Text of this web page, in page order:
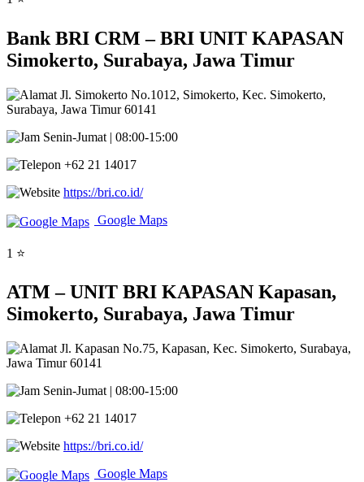
Bank BRI CRM – BRI UNIT KAPASAN
Simokerto, Surabaya, Jawa Timur
Jl. Simokerto No.1012, Simokerto, Kec. Simokerto,
Surabaya, Jawa Timur 60141
Senin-Jumat | 08:00-15:00
+62 21 14017
https://bri.co.id/
Google Maps
1 ⭐
ATM – UNIT BRI KAPASAN Kapasan,
Simokerto, Surabaya, Jawa Timur
Jl. Kapasan No.75, Kapasan, Kec. Simokerto, Surabaya,
Jawa Timur 60141
Senin-Jumat | 08:00-15:00
+62 21 14017
https://bri.co.id/
Google Maps